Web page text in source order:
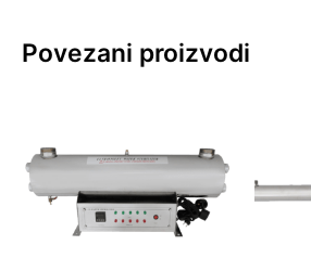
Povezani proizvodi